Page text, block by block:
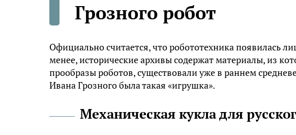
Грозного робот
Официально считается, что робототехника появилась
менее, исторические архивы содержат материалы, из
прообразы роботов, существовали уже в раннем
Ивана Грозного была такая «игрушка».
Механическая кукла для